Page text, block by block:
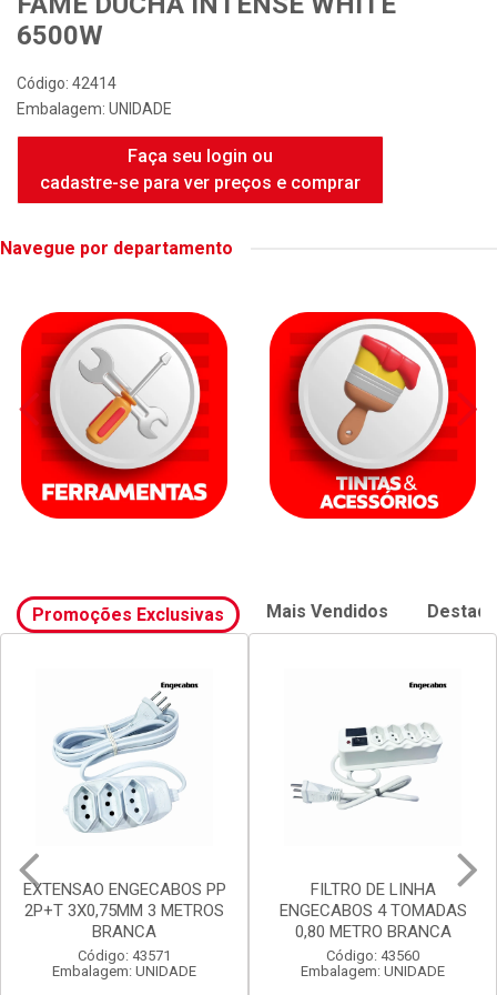
6500W
Código: 42414
Embalagem: UNIDADE
Faça seu login ou
cadastre-se para ver preços e comprar
Navegue por departamento
Promoções Exclusivas Mais Vendidos
EXTENSAO ENGECABOS PP
2P+T 3X0,75MM 3 METROS
BRANCA
Código: 43571
Embalagem: UNIDADE
FILTRO DE LINHA
ENGECABOS 4 TOMADAS
0,80 METRO BRANCA
Código: 43560
Embalagem: UNIDADE